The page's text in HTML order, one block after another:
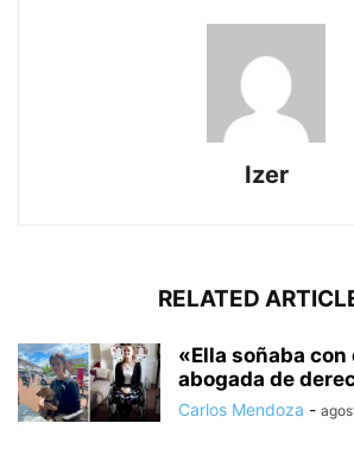
Izer
RELATED
«Ella soñaba
abogada de
Carlos Mendoza -